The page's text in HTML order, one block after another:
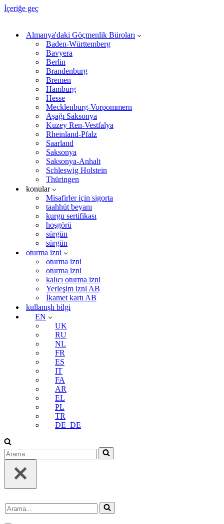
İçeriğe geç
Almanya'daki Göçmenlik Büroları
Baden-Württemberg
Bavyera
Berlin
Brandenburg
Bremen
Hamburg
Hesse
Mecklenburg-Vorpommern
Aşağı Saksonya
Kuzey Ren-Vestfalya
Rheinland-Pfalz
Saarland
Saksonya
Saksonya-Anhalt
Schleswig Holstein
Thüringen
konular
Misafirler için sigorta
taahhüt beyanı
kurgu sertifikası
hoşgörü
sürgün
sürgün
oturma izni
oturma izni
oturma izni
kalıcı oturma izni
Yerleşim izni AB
İkamet kartı AB
kullanışlı bilgi
EN
UK
RU
NL
FR
ES
IT
FA
AR
EL
PL
TR
DE_DE
Arama...
Arama...